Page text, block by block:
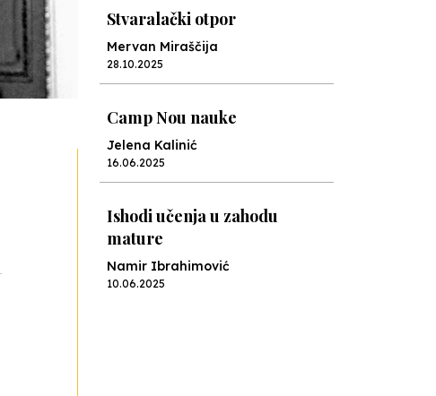
Stvaralački otpor
Mervan Miraščija
28.10.2025
Camp Nou nauke
Jelena Kalinić
16.06.2025
Ishodi učenja u zahodu
mature
Namir Ibrahimović
10.06.2025